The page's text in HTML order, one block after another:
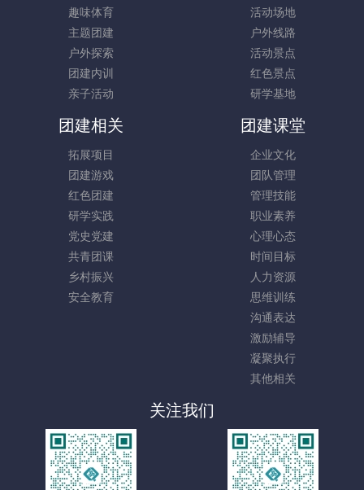
趣味体育
主题团建
户外探索
团建内训
亲子活动
活动场地
户外线路
活动景点
红色景点
研学基地
团建相关
拓展项目
团建游戏
红色团建
研学实践
党史党建
共青团课
乡村振兴
安全教育
团建课堂
企业文化
团队管理
管理技能
职业素养
心理心态
时间目标
人力资源
思维训练
沟通表达
激励辅导
凝聚执行
其他相关
关注我们